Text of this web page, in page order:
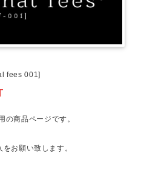
fees 001]
商品ページです。
お願い致します。